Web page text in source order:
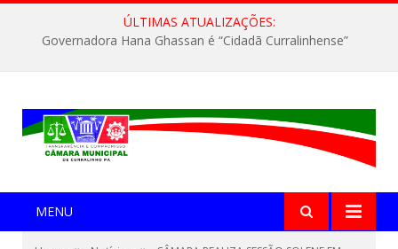
ÚLTIMAS ATUALIZAÇÕES:
Governadora Hana Ghassan é “Cidadã Curralinhense”
MENU